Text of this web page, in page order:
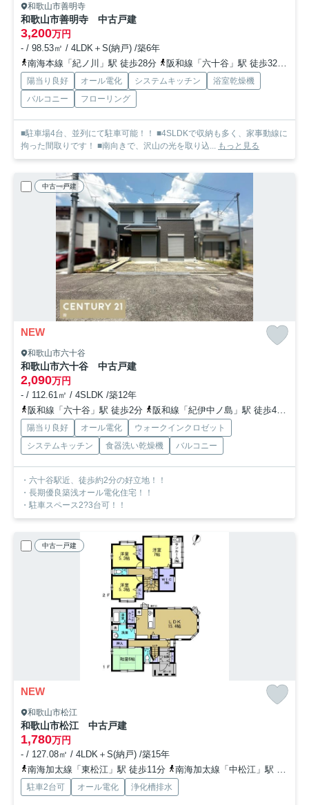
和歌山市善明寺
和歌山市善明寺 中古戸建
3,200万円
- / 98.53㎡ / 4LDK＋S(納戸) /築6年
南海本線「紀ノ川」駅 徒歩28分
阪和線「六十谷」駅 徒歩32分
陽当り良好 オール電化 システムキッチン
浴室乾燥機
バルコニー
フローリング
■駐車場4台、並列にて駐車可能！！ ■4SLDKで収納も多く、家事動線に
拘った間取りです！ ■南向きで、沢山の光を取り込...
もっと見る
中古一戸建
NEW
和歌山市六十谷
和歌山市六十谷 中古戸建
2,090万円
- / 112.61㎡ / 4SLDK /築12年
阪和線「六十谷」駅 徒歩2分
阪和線「紀伊中ノ島」駅 徒歩47分
陽当り良好 オール電化
ウォークインクロゼット
システムキッチン
食器洗い乾燥機 バルコニー
・六十谷駅近、徒歩約2分の好立地！！
・長期優良築浅オール電化住宅！！
・駐車スペース2?3台可！！
中古一戸建
NEW
和歌山市松江
和歌山市松江 中古戸建
1,780万円
- / 127.08㎡ / 4LDK＋S(納戸) /築15年
南海加太線「東松江」駅 徒歩11分
南海加太線「中松江」駅 徒歩13分
駐車2台可 オール電化 浄化槽排水